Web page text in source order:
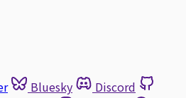
Bluesky
Discord